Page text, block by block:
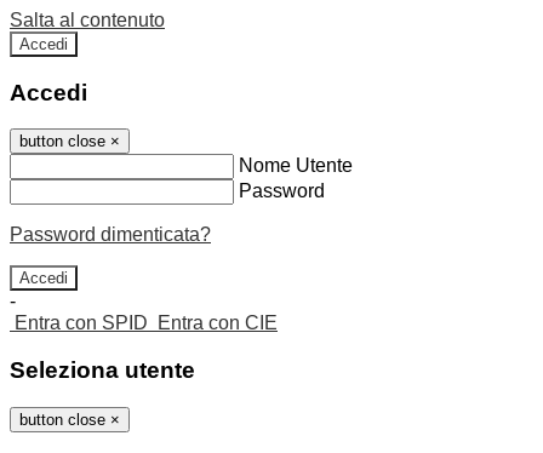
Salta al contenuto
Accedi
Accedi
button close ×
Nome Utente
Password
Password dimenticata?
-
Entra con SPID
Entra con CIE
Seleziona utente
button close ×